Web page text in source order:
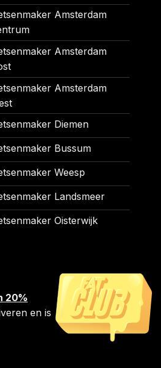
Amsterdam
Amsterdam
Amsterdam
Diemen
Bussum
Weesp
Landsmeer
Oisterwijk
20%
en is